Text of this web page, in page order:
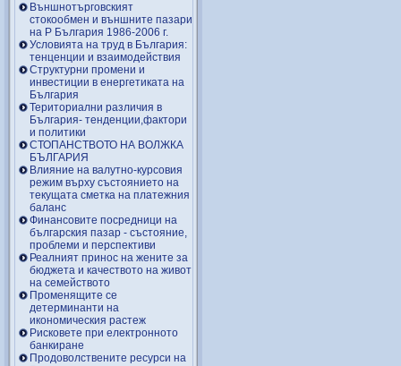
Външнотърговският
стокообмен и външните пазари
на Р България 1986-2006 г.
Условията на труд в България:
тенценции и взаимодействия
Структурни промени и
инвестиции в енергетиката на
България
Териториални различия в
България- тенденции,фактори
и политики
СТОПАНСТВОТО НА ВОЛЖКА
БЪЛГАРИЯ
Влияние на валутно-курсовия
режим върху състоянието на
текущата сметка на платежния
баланс
Финансовите посредници на
българския пазар - състояние,
проблеми и перспективи
Реалният принос на жените за
бюджета и качеството на живот
на семейството
Променящите се
детерминанти на
икономическия растеж
Рисковете при електронното
банкиране
Продоволствените ресурси на